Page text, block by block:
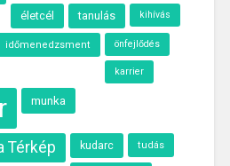
életcél tanulás kihívás
időmenedzsment önfejlődés
karrier
munka
Térkép kudarc tudás